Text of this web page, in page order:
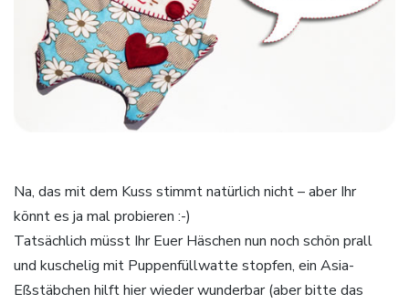
Na, das mit dem Kuss stimmt natürlich nicht – aber Ihr
könnt es ja mal probieren :-)
Tatsächlich müsst Ihr Euer Häschen nun noch schön prall
und kuschelig mit Puppenfüllwatte stopfen, ein Asia-
Eßstäbchen hilft hier wieder wunderbar (aber bitte das